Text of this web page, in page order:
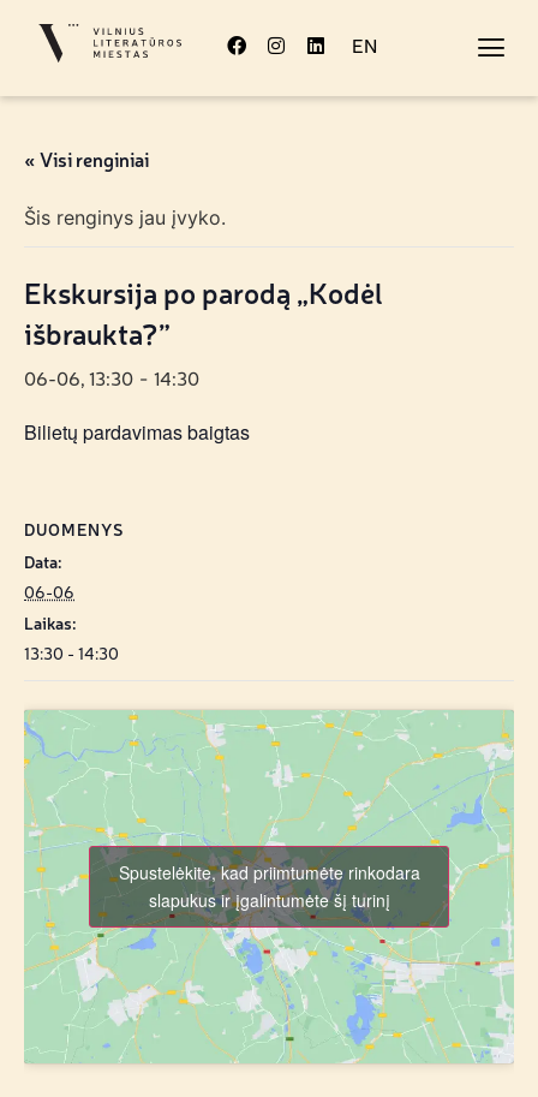
EN
« Visi renginiai
Šis renginys jau įvyko.
Ekskursija po parodą „Kodėl
išbraukta?”
06-06, 13:30 - 14:30
Bilietų pardavimas baigtas
DUOMENYS
Data:
06-06
Laikas:
13:30 - 14:30
Spustelėkite, kad priimtumėte rinkodara
slapukus ir įgalintumėte šį turinį